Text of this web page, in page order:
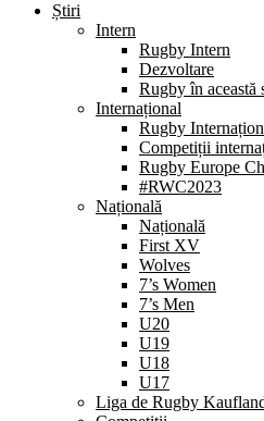
Știri
Intern
Rugby Intern
Dezvoltare
Rugby în această
Internațional
Rugby
Competiții
Rugby Europe
#RWC2023
Națională
Națională
First XV
Wolves
7’s Women
7’s Men
U20
U19
U18
U17
Liga de Rugby